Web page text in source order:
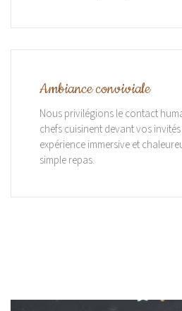
Ambiance conviviale
Nous privilégions le contact
chefs cuisinent devant vos
expérience immersive et
simple repas.